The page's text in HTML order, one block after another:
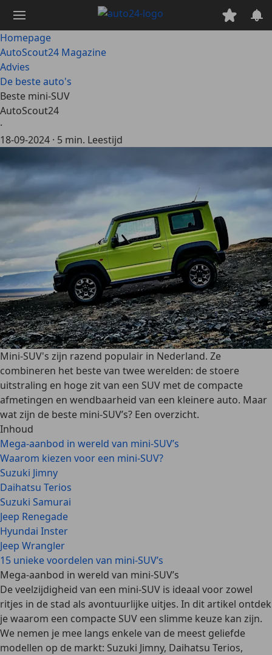
naar
hoofdinhoud
Homepage
AutoScout24 Magazine
Advies
De beste auto's
Beste mini-SUV
AutoScout24
·
18-09-2024 · 5 min. Leestijd
Mini-SUV's zijn razend populair in Nederland. Ze
combineren het beste van twee werelden: de stoere
uitstraling en hoge zit van een SUV met de compacte
afmetingen en wendbaarheid van een kleinere auto. Maar
wat zijn de beste mini-SUV’s? Een overzicht.
Inhoud
Mega-aanbod in wereld van mini-SUV’s
Waarom kiezen voor een mini-SUV?
Suzuki Jimny
Daihatsu Terios
Suzuki Samurai
Jeep Renegade
Hyundai Inster
Jeep Wrangler
15 unieke voordelen van mini-SUV’s
Mega-aanbod in wereld van mini-SUV’s
De veelzijdigheid van een mini-SUV is ideaal voor zowel
ritjes in de stad als avontuurlijke uitjes. In dit artikel ontdek
je waarom een compacte SUV een slimme keuze kan zijn.
We nemen je mee langs enkele van de meest geliefde
modellen op de markt: Suzuki Jimny, Daihatsu Terios,